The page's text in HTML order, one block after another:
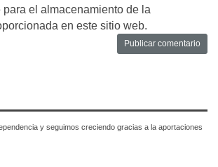
el almacenamiento de la
en este sitio web.
y seguimos creciendo gracias a la aportaciones